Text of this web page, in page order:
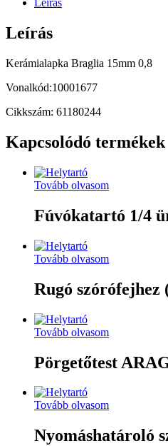
Leírás
Leírás
Kerámialapka Braglia 15mm 0,8
Vonalkód:10001677
Cikkszám: 61180244
Kapcsolódó termékek
Tovább olvasom
Fúvókatartó 1/4
Tovább olvasom
Rugó szórófejhez
Tovább olvasom
Pörgetőtest
Tovább olvasom
Nyomáshatároló